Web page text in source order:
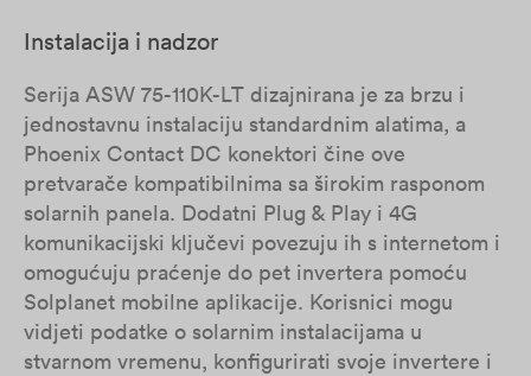
Instalacija i nadzor
Serija ASW 75-110K-LT dizajnirana je za brzu i
jednostavnu instalaciju standardnim alatima, a
Phoenix Contact DC konektori čine ove
pretvarače kompatibilnima sa širokim rasponom
solarnih panela. Dodatni Plug & Play i 4G
komunikacijski ključevi povezuju ih s internetom i
omogućuju praćenje do pet invertera pomoću
Solplanet mobilne aplikacije. Korisnici mogu
vidjeti podatke o solarnim instalacijama u
stvarnom vremenu, konfigurirati svoje invertere i